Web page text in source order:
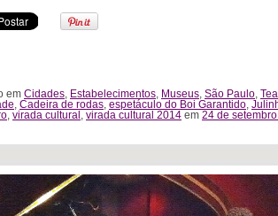
em Cidades, Estabelecimentos, Museus, São Paulo,
, Cadeira de rodas, espetáculo do Boi Garantido,
, virada cultural , virada cultural 2014 em 24 de